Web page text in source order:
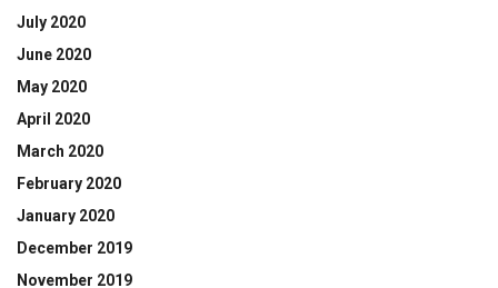
July 2020
June 2020
May 2020
April 2020
March 2020
February 2020
January 2020
December 2019
November 2019